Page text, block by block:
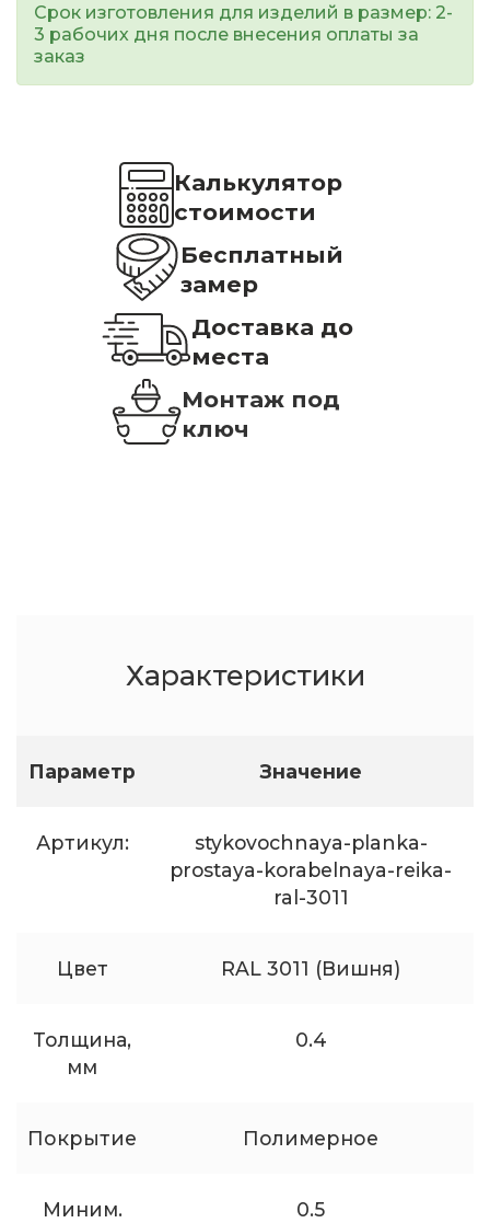
Срок изготовления для изделий в размер: 2-
3 рабочих дня после внесения оплаты за
заказ
Калькулятор
стоимости
Бесплатный
замер
Доставка до
места
Монтаж под
ключ
Характеристики
Параметр Значение
Артикул:
stykovochnaya-planka-
prostaya-korabelnaya-reika-
ral-3011
Цвет RAL 3011 (Вишня)
Толщина,
мм
0.4
Покрытие Полимерное
Миним.
0.5